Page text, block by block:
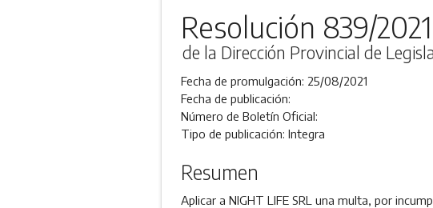
Resolución 839/2021
de la Dirección Provincial de
Fecha de promulgación: 25/08/2021
Fecha de publicación:
Número de Boletín Oficial:
Tipo de publicación: Integra
Resumen
Aplicar a NIGHT LIFE SRL una multa, por